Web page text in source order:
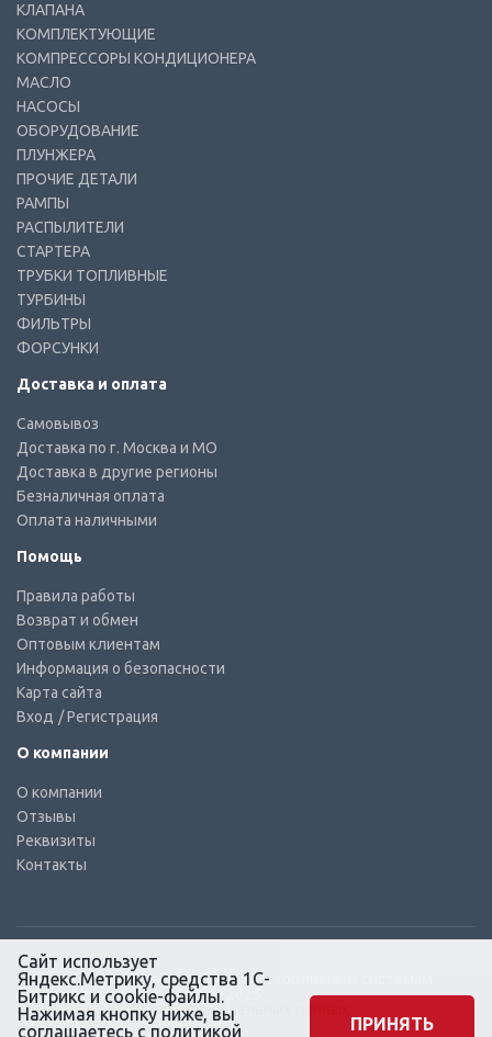
КЛАПАНА
КОМПЛЕКТУЮЩИЕ
КОМПРЕССОРЫ КОНДИЦИОНЕРА
МАСЛО
НАСОСЫ
ОБОРУДОВАНИЕ
ПЛУНЖЕРА
ПРОЧИЕ ДЕТАЛИ
РАМПЫ
РАСПЫЛИТЕЛИ
СТАРТЕРА
ТРУБКИ ТОПЛИВНЫЕ
ТУРБИНЫ
ФИЛЬТРЫ
ФОРСУНКИ
Доставка и оплата
Самовывоз
Доставка по г. Москва и МО
Доставка в другие регионы
Безналичная оплата
Оплата наличными
Помощь
Правила работы
Возврат и обмен
Оптовым клиентам
Информация о безопасности
Карта сайта
Вход / Регистрация
О компании
О компании
Отзывы
Реквизиты
Контакты
© КТС-Дизель – Комплектующие к топливным системам
Все права защищены, 2003 – 2025
Согласие на обработку персональных данных
Сайт использует
Яндекс.Метрику, средства 1С-
Битрикс и cookie-файлы.
Нажимая кнопку ниже, вы
соглашаетесь с политикой ПРИНЯТЬ